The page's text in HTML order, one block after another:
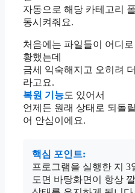
자동으로 해당 카테고리
동시켜줘요.
처음에는 파일들이 어디
황했는데
금세 익숙해지고 오히려
라고요.
복원 기능도 있어서
언제든 원래 상태로 되돌
어 안심이에요.
핵심 포인트:
프로그램을 실행한 지 3
도면 바탕화면이 항상